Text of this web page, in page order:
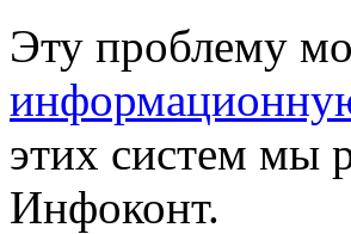
Эту проблему
этих систем мы
Инфоконт.